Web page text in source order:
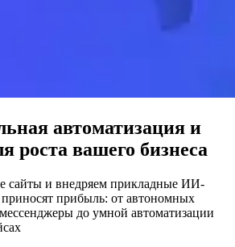
автоматизация и
роста вашего бизнеса
сайты и внедряем прикладные ИИ-
прибыль: от автономных
до умной автоматизации